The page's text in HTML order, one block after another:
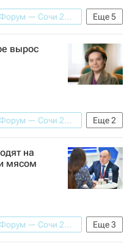
Еще5
Российский Инвестиционный Форум — Сочи 2019
вырос
Еще2
Российский Инвестиционный Форум — Сочи 2019
округ
на
мясом
Еще3
Российский Инвестиционный Форум — Сочи 2019